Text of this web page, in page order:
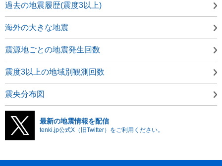
過去の地震履歴(震度3以上)
海外の大きな地震
震源地ごとの地震発生回数
震度3以上の地域別観測回数
震央分布図
最新の地震情報を配信
tenki.jp公式X（旧Twitter）をご利用ください。